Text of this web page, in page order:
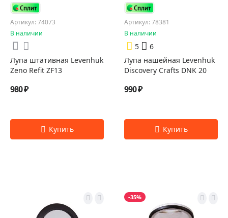
Артикул: 74073
В наличии
Лупа штативная Levenhuk
Zeno Refit ZF13
980 ₽
Артикул: 78381
В наличии
5
6
Лупа нашейная Levenhuk
Discovery Crafts DNK 20
990 ₽
-35%